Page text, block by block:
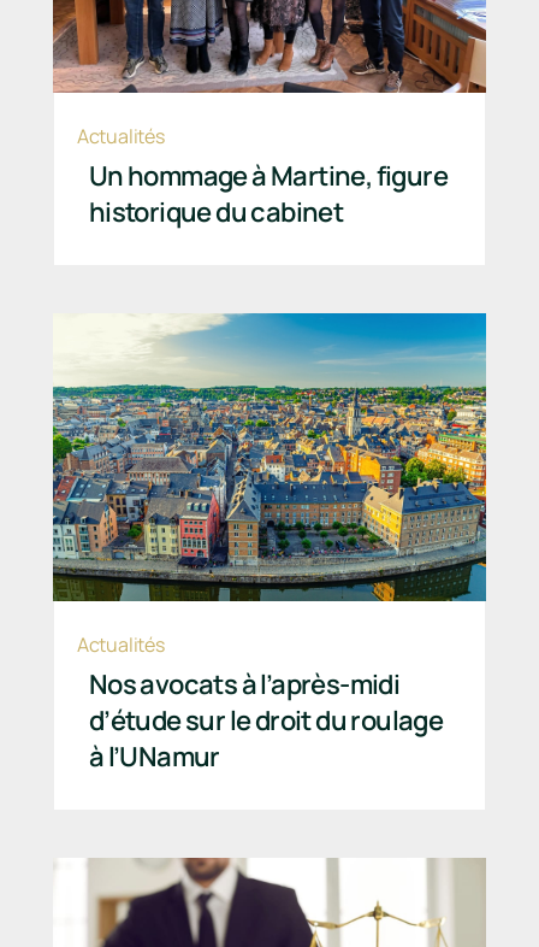
Un hommage à Martine, figure
historique du cabinet
Actualités
Nos avocats à l’après-midi
d’étude sur le droit du roulage
à l’UNamur
Actualités